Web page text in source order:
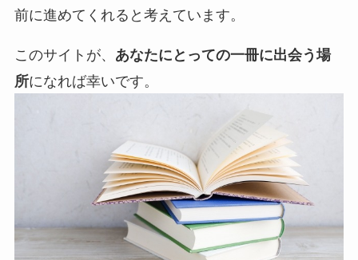
前に進めてくれると考えています。
このサイトが、 あなたにとっての一冊に出会う場
所になれば幸いです。